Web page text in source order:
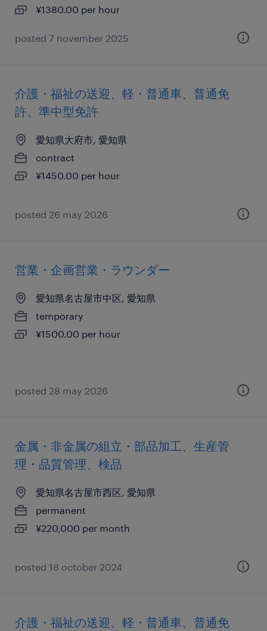
¥1380.00 per hour
posted 7 november 2025
介護・福祉の送迎、軽・普通車、普通免
許、準中型免許
愛知県大府市, 愛知県
contract
¥1450.00 per hour
posted 26 may 2026
営業・企画営業・ラウンダー
愛知県名古屋市中区, 愛知県
temporary
¥1500.00 per hour
posted 28 may 2026
金属・非金属の組立・部品加工、生産管
理・品質管理、検品
愛知県名古屋市西区, 愛知県
permanent
¥220,000 per month
posted 18 october 2024
介護・福祉の送迎、軽・普通車、普通免